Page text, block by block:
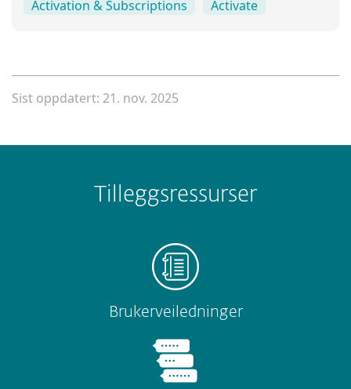
Activation & Subscriptions Activate
Sist oppdatert: 21. nov. 2025
Tilleggsressurser
Brukerveiledninger